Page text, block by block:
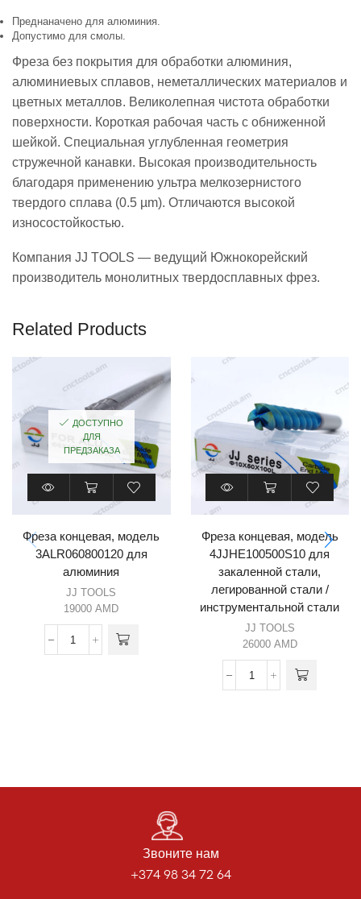
Преднаначено для алюминия.
Допустимо для смолы.
Фреза без покрытия для обработки алюминия,
алюминиевых сплавов, неметаллических материалов и
цветных металлов. Великолепная чистота обработки
поверхности. Короткая рабочая часть с обниженной
шейкой. Специальная углубленная геометрия
стружечной канавки. Высокая производительность
благодаря применению ультра мелкозернистого
твердого сплава (0.5 µm). Отличаются высокой
износостойкостью.
Компания JJ TOOLS — ведущий Южнокорейский
производитель монолитных твердосплавных фрез.
Related Products
ДОСТУПНО
ДЛЯ
ПРЕДЗАКАЗА
Фреза концевая, модель
3ALR060800120 для
алюминия
JJ TOOLS
19000AMD
Фреза концевая, модель
4JJHE100500S10 для
закаленной стали,
легированной стали /
инструментальной стали
JJ TOOLS
26000 AMD
Звоните нам
+374 98 34 72 64